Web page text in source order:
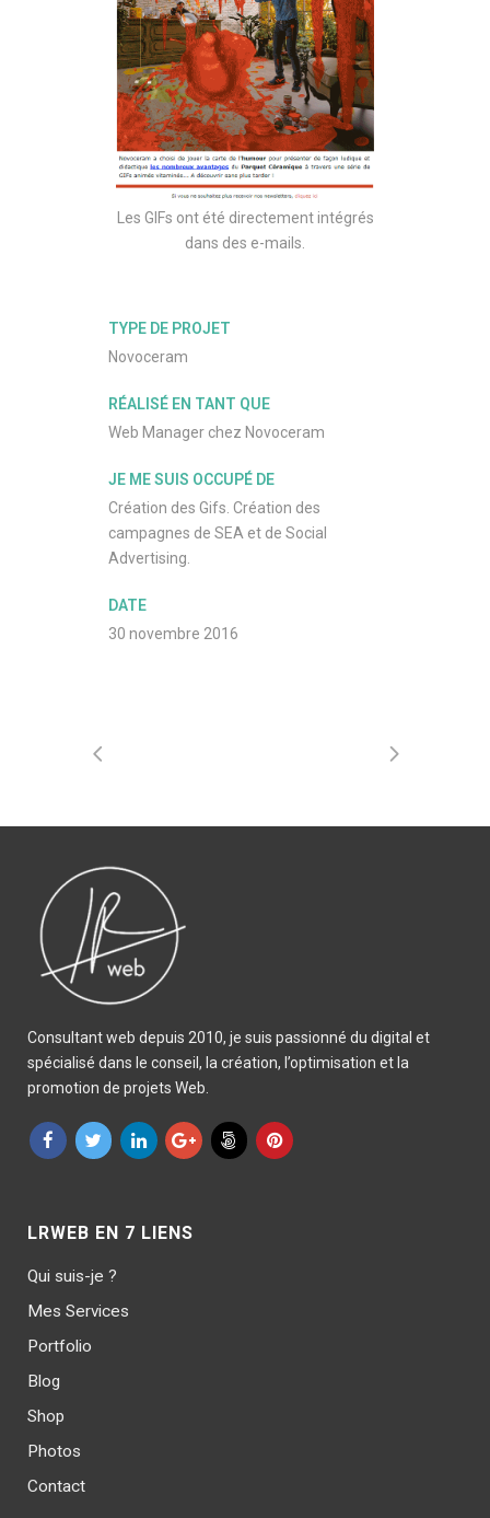
Les GIFs ont été directement intégrés
dans des e-mails.
TYPE DE PROJET
Novoceram
RÉALISÉ EN TANT QUE
Web Manager chez Novoceram
JE ME SUIS OCCUPÉ DE
Création des Gifs. Création des
campagnes de SEA et de Social
Advertising.
DATE
30 novembre 2016
Consultant web depuis 2010, je suis passionné du digital et
spécialisé dans le conseil, la création, l’optimisation et la
promotion de projets Web.
LRWEB EN 7 LIENS
Qui suis-je ?
Mes Services
Portfolio
Blog
Shop
Photos
Contact